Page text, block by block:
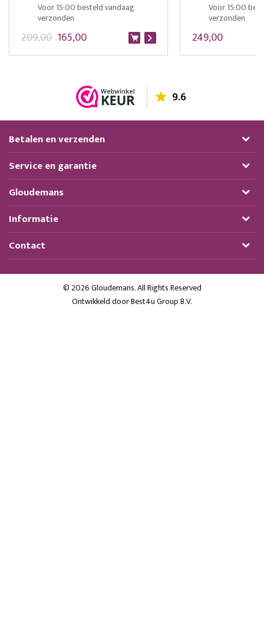
Voor 15:00 besteld vandaag
verzonden
165,00
209,00
Voor 15:00
verzonden
249,00
9.6
Betalen en verzenden
Service en garantie
Gloudemans
Informatie
Contact
© 2026 Gloudemans. All Rights Reserved
Ontwikkeld doorBest4u Group B.V.